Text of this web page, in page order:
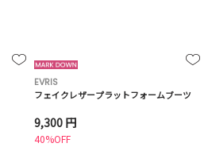
EVRIS
フェイクレザープラットフォームブーツ
9,300 円
40%OFF